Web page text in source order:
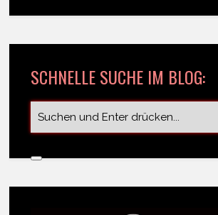
SCHNELLE SUCHE IM BLOG: